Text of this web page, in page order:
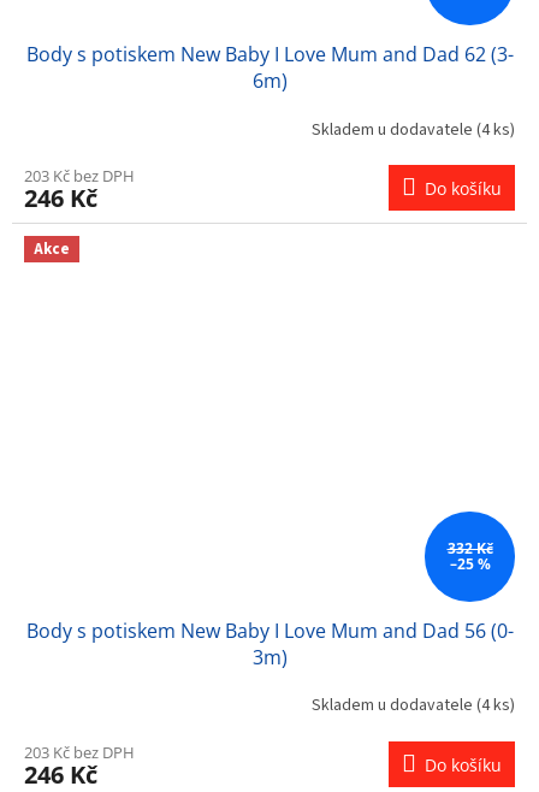
Body s potiskem New Baby I Love Mum and Dad 62 (3-
6m)
Skladem u dodavatele (4 ks)
203 Kč bez DPH
246 Kč Do košíku
Akce
332 Kč
–25 %
Body s potiskem New Baby I Love Mum and Dad 56 (0-
3m)
Skladem u dodavatele (4 ks)
203 Kč bez DPH
246 Kč Do košíku